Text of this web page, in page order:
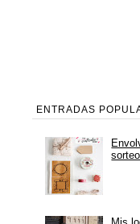
ENTRADAS